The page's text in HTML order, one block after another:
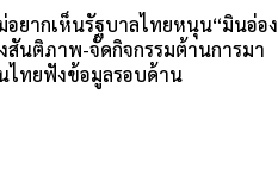
ยากเห็นรัฐบาลไทยหนุน“มินอ่อง
สันติภาพ-จัดกิจกรรมต้านการมา
ไทยฟังข้อมูลรอบด้าน